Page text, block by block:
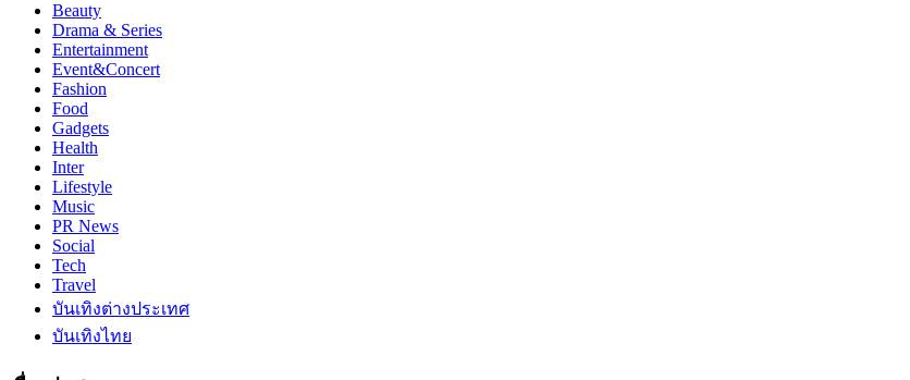
Beauty
Drama & Series
Entertainment
Event&Concert
Fashion
Food
Gadgets
Health
Inter
Lifestyle
Music
PR News
Social
Tech
Travel
บันเทิงต่างประเทศ
บันเทิงไทย